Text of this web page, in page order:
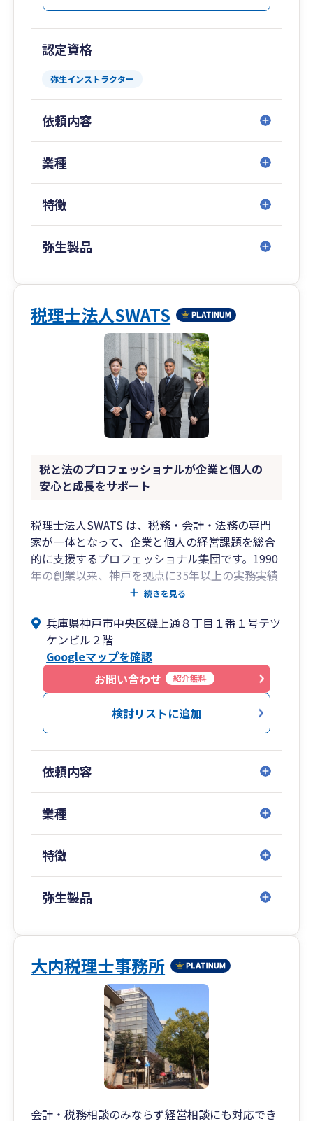
営者の意思決定を支えるパートナーとして伴走い
たします。
認定資格
弥生インストラクター
依頼内容
業種
特徴
弥生製品
税理士法人SWATS
税と法のプロフェッショナルが企業と個人の
安心と成長をサポート
税理士法人SWATS は、税務・会計・法務の専門
家が一体となって、企業と個人の経営課題を総合
的に支援するプロフェッショナル集団です。1990
年の創業以来、神戸を拠点に35年以上の実務実績
を積み重ね、2025年には東京オフィスを開設し全
私たちは、単なる税務処理や申告書作成にとどま
らず、相続・事業承継、M&A、国際税務、財務戦
略、税務調査対応など、複雑な局面にも法務の視
点を絡めて一貫したサポートを提供します。税理
士と弁護士が密接に連携する体制により、経営判
断やリスク管理にも踏み込んだ提案を実現し、ク
ライアントの安心と成長に貢献します。
お届けします。
続きを見る
兵庫県神戸市中央区磯上通８丁目１番１号テツ
ケンビル２階
Googleマップを確認
お問い合わせ
紹介無料
検討リストに追加
依頼内容
業種
特徴
弥生製品
大内税理士事務所
会計・税務相談のみならず経営相談にも対応でき